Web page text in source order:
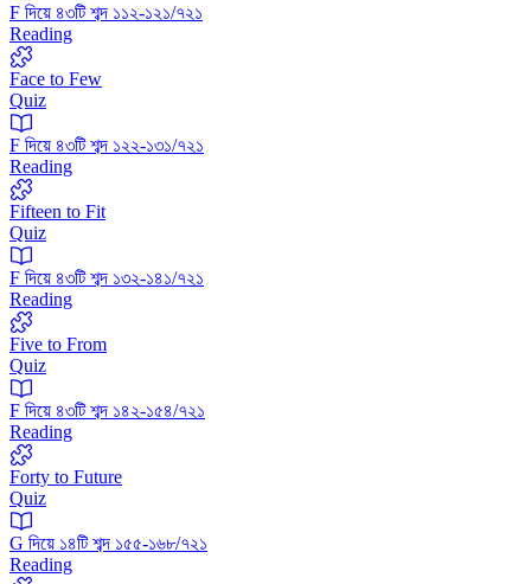
F দিয়ে ৪৩টি শব্দ ১১২-১২১/৭২১
Reading
Face to Few
Quiz
F দিয়ে ৪৩টি শব্দ ১২২-১৩১/৭২১
Reading
Fifteen to Fit
Quiz
F দিয়ে ৪৩টি শব্দ ১৩২-১৪১/৭২১
Reading
Five to From
Quiz
F দিয়ে ৪৩টি শব্দ ১৪২-১৫৪/৭২১
Reading
Forty to Future
Quiz
G দিয়ে ১৪টি শব্দ ১৫৫-১৬৮/৭২১
Reading